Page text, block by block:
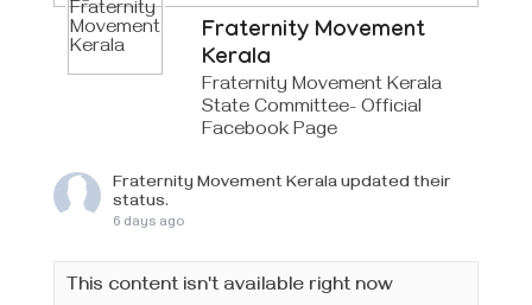
Fraternity Movement
Kerala
Fraternity Movement Kerala
State Committee- Official
Facebook Page
Fraternity Movement Keralaupdated their
status.
6 days ago
This content isn't available right now